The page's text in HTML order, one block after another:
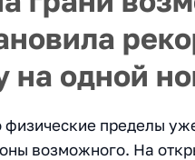
на одной
физические пределы
возможного. На